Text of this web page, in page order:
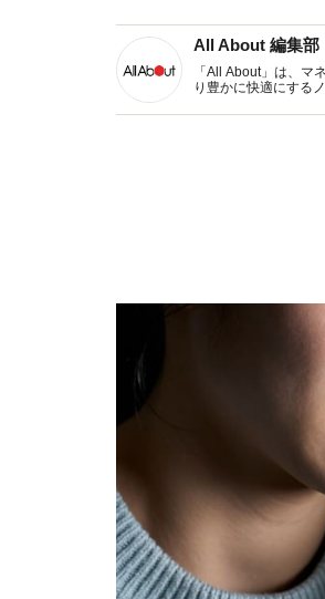
All About 編集部
「All About」は、マ
り豊かに快適にする